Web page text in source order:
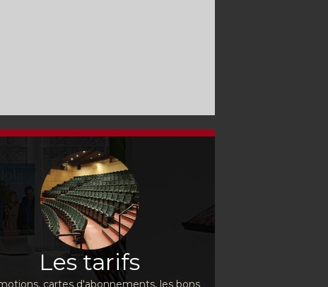
Les tarifs
cartes d'abonnements, les bons